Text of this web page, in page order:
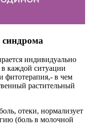
синдрома
индивидуально
каждой ситуации
фитотерапия,- в чем
растительный
отеки, нормализует
(боль в молочной